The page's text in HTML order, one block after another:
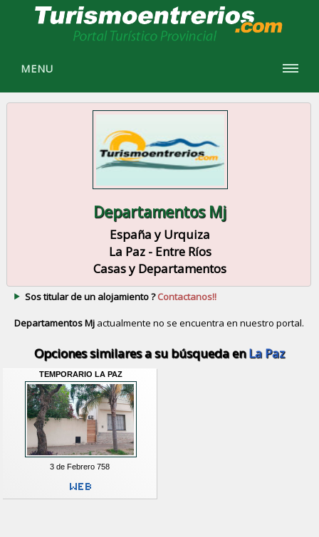
MENU
Departamentos Mj
España y Urquiza
La Paz - Entre Ríos
Casas y Departamentos
Sos titular de un alojamiento ?Contactanos!!
Departamentos Mj actualmente no se encuentra en nuestro portal.
Opciones similares a su búsqueda enLa Paz
TEMPORARIO LA PAZ
3 de Febrero 758